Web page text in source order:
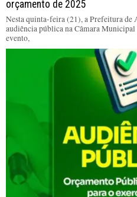
orçamento de 2025
Nesta quinta-feira (21), a Prefeitura
audiência pública na Câmara
evento,